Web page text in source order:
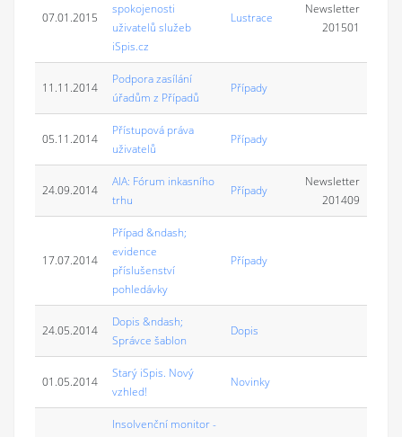
07.01.2015
spokojenosti
uživatelů služeb
iSpis.cz
Lustrace
Newsletter
201501
11.11.2014
Podpora zasílání
úřadům z Případů
Případy
05.11.2014
Přístupová práva
uživatelů
Případy
24.09.2014
AIA: Fórum inkasního
trhu
Případy
Newsletter
201409
17.07.2014
Případ &ndash;
evidence
příslušenství
pohledávky
Případy
24.05.2014
Dopis &ndash;
Správce šablon
Dopis
01.05.2014
Starý iSpis. Nový
vzhled!
Novinky
Insolvenční monitor -